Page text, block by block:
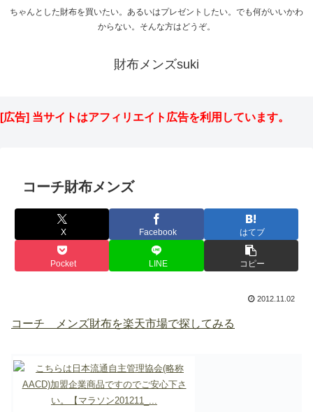
ちゃんとした財布を買いたい。あるいはプレゼントしたい。でも何がいいかわ
からない。そんな方はどうぞ。
財布メンズsuki
[広告] 当サイトはアフィリエイト広告を利用しています。
コーチ財布メンズ
X Facebook はてブ
Pocket LINE コピー
2012.11.02
コーチ メンズ財布を楽天市場で探してみる